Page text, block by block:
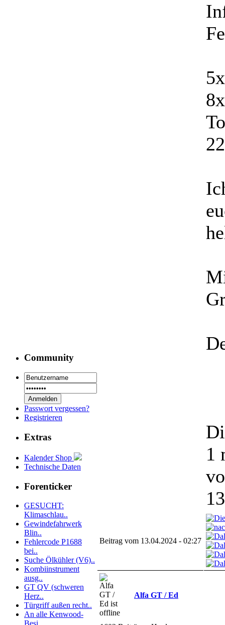
Community
Passwort vergessen?
Registrieren
Extras
Kalender Shop
Technische Daten
Forenticker
GESUCHT:
Klimaschlau..
Gewindefahrwerk
Blin..
Fehlercode P1688
bei..
Suche Ölkühler (V6)..
Kombiinstrument
ausg..
GT QV (schweren
Herz..
Türgriff außen recht..
An alle Kenwood-
1
Beitrag vom 13.04.2024 - 02:27
Alfa GT / Ed